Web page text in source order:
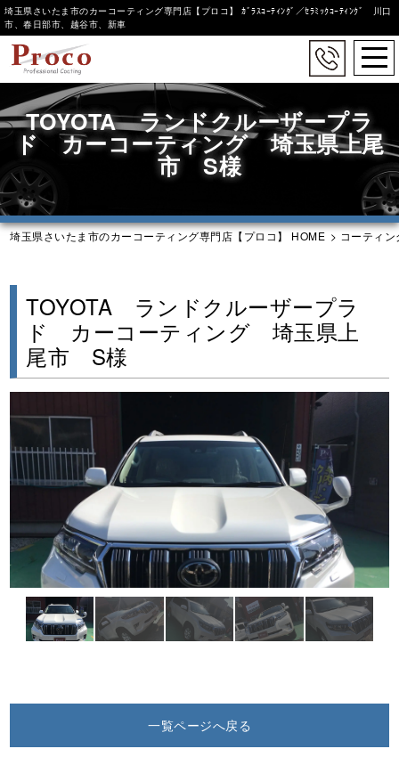
to
main
content
埼玉県さいたま市のカーコーティング専門店【プロコ】 ｶﾞﾗｽｺｰﾃｨﾝｸﾞ／ｾﾗﾐｯｸｺｰﾃｨﾝｸﾞ 川口
市、春日部市、越谷市、新車
TOYOTA ランドクルーザープラ
ド カーコーティング 埼玉県上尾
市 S様
埼玉県さいたま市のカーコーティング専門店【プロコ】 HOME > コーティン
TOYOTA ランドクルーザープラ
ド カーコーティング 埼玉県上
尾市 S様
一覧ページへ戻る